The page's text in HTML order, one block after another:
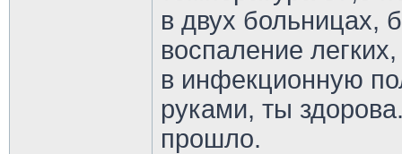
в двух больницах,
воспаление
в инфекционную
руками, ты
прошло.